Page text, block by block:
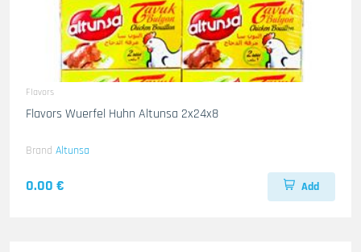
Flavors
Flavors Wuerfel Huhn Altunsa 2x24x8
Brand Altunsa
0.00 € Add